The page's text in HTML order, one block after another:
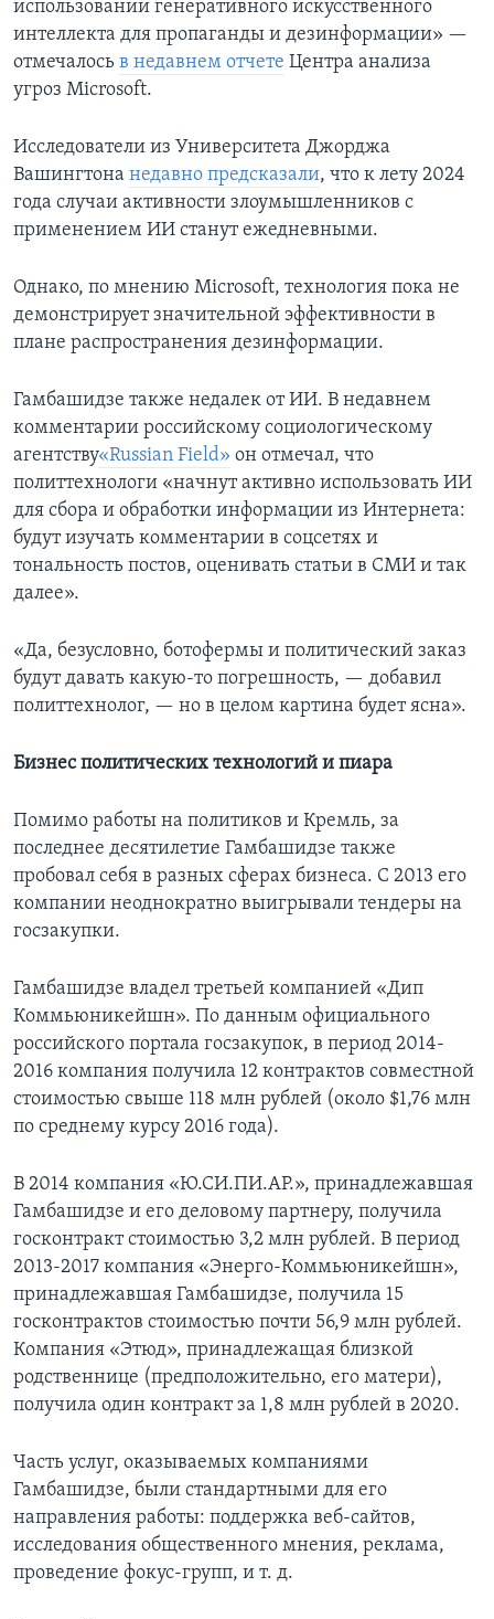
использовании генеративного искусственного
интеллекта для пропаганды и дезинформации» —
отмечалось в недавнем отчете Центра анализа
угроз Microsoft.
Исследователи из Университета Джорджа
Вашингтона недавно предсказали, что к лету 2024
года случаи активности злоумышленников с
применением ИИ станут ежедневными.
Однако, по мнению Microsoft, технология пока не
демонстрирует значительной эффективности в
плане распространения дезинформации.
Гамбашидзе также недалек от ИИ. В недавнем
комментарии российскому социологическому
агентству«Russian Field» он отмечал, что
политтехнологи «начнут активно использовать ИИ
для сбора и обработки информации из Интернета:
будут изучать комментарии в соцсетях и
тональность постов, оценивать статьи в СМИ и так
далее».
«Да, безусловно, ботофермы и политический заказ
будут давать какую-то погрешность, — добавил
политтехнолог, — но в целом картина будет ясна».
Бизнес политических технологий и пиара
Помимо работы на политиков и Кремль, за
последнее десятилетие Гамбашидзе также
пробовал себя в разных сферах бизнеса. С 2013 его
компании неоднократно выигрывали тендеры на
госзакупки.
Гамбашидзе владел третьей компанией «Дип
Коммьюникейшн». По данным официального
российского портала госзакупок, в период 2014-
2016 компания получила 12 контрактов совместной
стоимостью свыше 118 млн рублей (около $1,76 млн
по среднему курсу 2016 года).
В 2014 компания «Ю.СИ.ПИ.АР.», принадлежавшая
Гамбашидзе и его деловому партнеру, получила
госконтракт стоимостью 3,2 млн рублей. В период
2013-2017 компания «Энерго-Коммьюникейшн»,
принадлежавшая Гамбашидзе, получила 15
госконтрактов стоимостью почти 56,9 млн рублей.
Компания «Этюд», принадлежащая близкой
родственнице (предположительно, его матери),
получила один контракт за 1,8 млн рублей в 2020.
Часть услуг, оказываемых компаниями
Гамбашидзе, были стандартными для его
направления работы: поддержка веб-сайтов,
исследования общественного мнения, реклама,
проведение фокус-групп, и т. д.